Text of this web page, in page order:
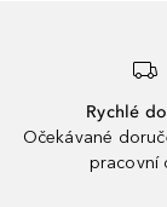
Rychlé
Očekávané
pracovní